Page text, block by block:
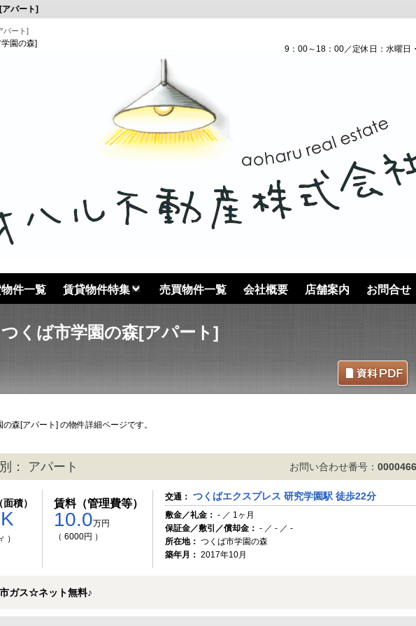
パート]
パート]
園の森]
9：00～18：00／定休日：水曜日
件一覧 賃貸物件特集 売買物件一覧 会社概要 店舗案内 お問合せ
つくば市学園の森[アパート]
森[アパート] の物件詳細ページです。
： アパート お問い合わせ番号：
積）
）
賃料（管理費等）
10.0万円
（ 6000円 ）
交通： つくばエクスプレス 研究学園駅 徒歩22分
敷金／礼金： - ／ 1ヶ月
保証金／敷引／償却金： - ／ - ／ -
所在地： つくば市学園の森
築年月： 2017年10月
ガス☆ネット無料♪